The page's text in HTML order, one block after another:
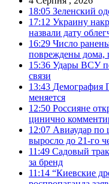
18:05 Зеленский
17:12 Украину
назвали дату
16:29 Число
повреждены дома,
15:36 Удары ВСУ
связи
13:43 Демография
меняется
12:50 Россияне
цинично
12:07 Авиаудар по
выросло до 21-го
11:49 Садовый
за бренд
11:14 “Киевские